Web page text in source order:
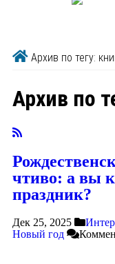
Архив по тегу:
Архив по
чтиво: а вы
праздник?
Дек 25, 2025
Новый год